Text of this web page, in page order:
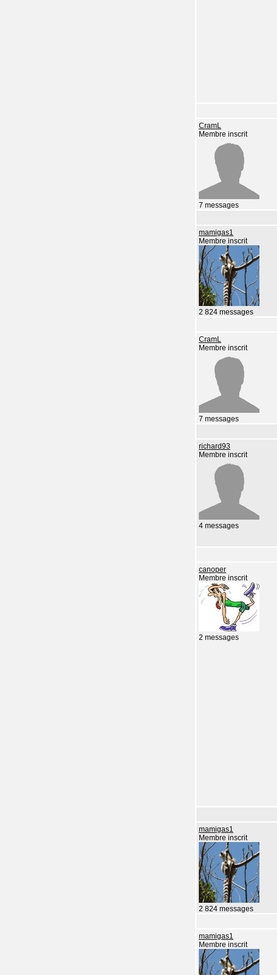
CramL
Membre inscrit
7 messages
mamigas1
Membre inscrit
2 824 messages
CramL
Membre inscrit
7 messages
richard93
Membre inscrit
4 messages
canoper
Membre inscrit
2 messages
mamigas1
Membre inscrit
2 824 messages
mamigas1
Membre inscrit